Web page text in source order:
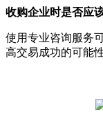
收购企业时是否应
使用专业咨询服务
高交易成功的可能性